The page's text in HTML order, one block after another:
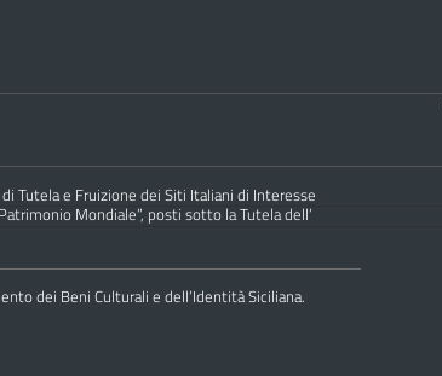
Tutela e Fruizione dei Siti Italiani di Interesse
Mondiale”, posti sotto la Tutela dell’
dei Beni Culturali e dell’Identità Siciliana.